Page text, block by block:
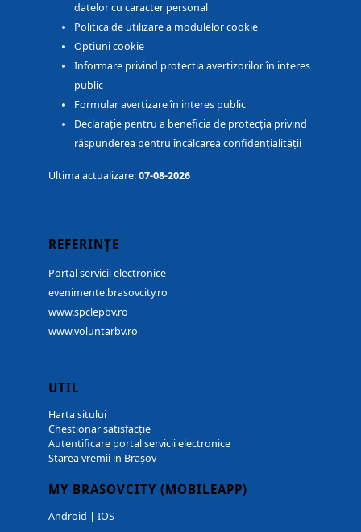
datelor cu caracter personal
Politica de utilizare a modulelor cookie
Optiuni cookie
Informare privind protectia avertizorilor în interes
public
Formular avertizare în interes public
Declarație pentru a beneficia de protecția privind
răspunderea pentru încălcarea confidențialității
Ultima actualizare:07-08-2026
REFERINȚE
Portal servicii electronice
evenimente.brasovcity.ro
www.spclepbv.ro
www.voluntarbv.ro
UTIL
Harta sitului
Chestionar satisfacție
Autentificare portal servicii electronice
Starea vremii in Brașov
MY BRASOVCITY (MOBILEAPP)
Android | IOS